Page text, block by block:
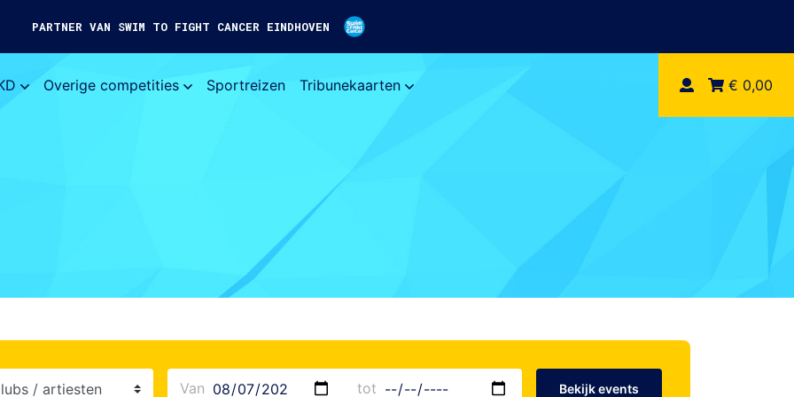
PARTNER VAN SWIM TO FIGHT CANCER EINDHOVEN
Overige competities Sportreizen Tribunekaarten € 0,00
Bekijk events